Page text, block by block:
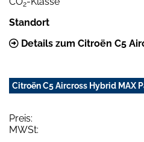
2
Standort
Details zum Citroën C5
Citroën C5 Aircross Hybrid MAX
Preis:
MWSt: